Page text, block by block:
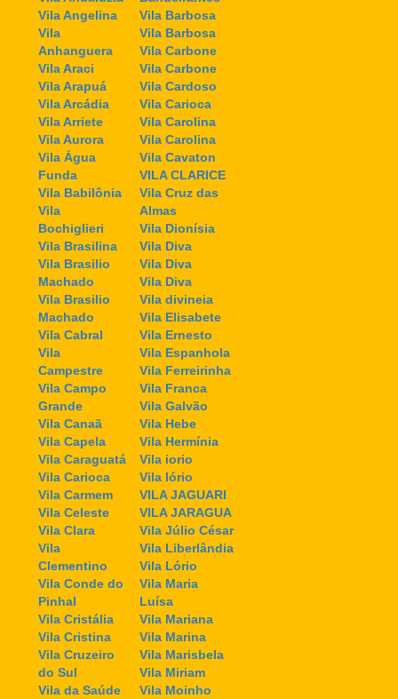
Vila Angelina
Vila
Anhanguera
Vila Araci
Vila Arapuá
Vila Arcádia
Vila Arriete
Vila Aurora
Vila Água
Funda
Vila Babilônia
Vila
Bochiglieri
Vila Brasilina
Vila Brasilio
Machado
Vila Brasilio
Machado
Vila Cabral
Vila
Campestre
Vila Campo
Grande
Vila Canaã
Vila Capela
Vila Caraguatá
Vila Carioca
Vila Carmem
Vila Celeste
Vila Clara
Vila
Clementino
Vila Conde do
Pinhal
Vila Cristália
Vila Cristina
Vila Cruzeiro
do Sul
Vila da Saúde
Vila Barbosa
Vila Barbosa
Vila Carbone
Vila Carbone
Vila Cardoso
Vila Carioca
Vila Carolina
Vila Carolina
Vila Cavaton
VILA CLARICE
Vila Cruz das
Almas
Vila Dionísia
Vila Diva
Vila Diva
Vila Diva
Vila divineia
Vila Elisabete
Vila Ernesto
Vila Espanhola
Vila Ferreirinha
Vila Franca
Vila Galvão
Vila Hebe
Vila Hermínia
Vila iorio
Vila Iório
VILA JAGUARI
VILA JARAGUA
Vila Júlio César
Vila Liberlândia
Vila Lório
Vila Maria
Luísa
Vila Mariana
Vila Marina
Vila Marisbela
Vila Miriam
Vila Moinho